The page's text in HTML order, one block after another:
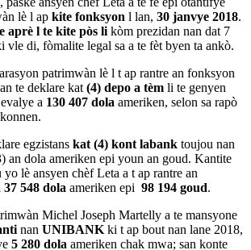
lè l ap kite fonksyon l lan, 30 janvye 2018.
aprè l te kite pòs likòm prezidan nan dat 7
vle di, fòmalite legal sa a te fèt byen ta ankò.
patrimwàn lè l t ap rantre an fonksyon
te deklare kat(4) depo a tèm li te genyen
a 130 407 dola ameriken, selon sa rapò
egzistans kat (4) kont labank toujou nan
an dola ameriken epi youn an goud. Kantite
lè ansyen chèf Leta a t ap rantre an
37 548 dola ameriken epi 98 194 goud.
Michel Joseph Martelly a te mansyone
nan UNIBANKki t ap bout nan lane 2018,
5 280 dola ameriken chak mwa; san konte